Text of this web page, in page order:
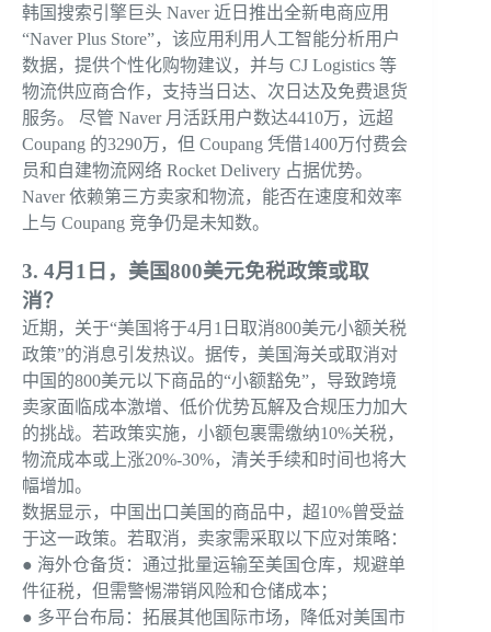
韩国搜索引擎巨头 Naver 近日推出全新电商应用
“Naver Plus Store”，该应用利用人工智能分析用户
数据，提供个性化购物建议，并与 CJ Logistics 等
物流供应商合作，支持当日达、次日达及免费退货
服务。 尽管 Naver 月活跃用户数达4410万，远超
Coupang 的3290万，但 Coupang 凭借1400万付费会
员和自建物流网络 Rocket Delivery 占据优势。
Naver 依赖第三方卖家和物流，能否在速度和效率
上与 Coupang 竞争仍是未知数。
3. 4月1日，美国800美元免税政策或取
消？
近期，关于“美国将于4月1日取消800美元小额关税
政策”的消息引发热议。据传，美国海关或取消对
中国的800美元以下商品的“小额豁免”，导致跨境
卖家面临成本激增、低价优势瓦解及合规压力加大
的挑战。若政策实施，小额包裹需缴纳10%关税，
物流成本或上涨20%-30%，清关手续和时间也将大
幅增加。
数据显示，中国出口美国的商品中，超10%曾受益
于这一政策。若取消，卖家需采取以下应对策略：
● 海外仓备货：通过批量运输至美国仓库，规避单
件征税，但需警惕滞销风险和仓储成本；
● 多平台布局：拓展其他国际市场，降低对美国市